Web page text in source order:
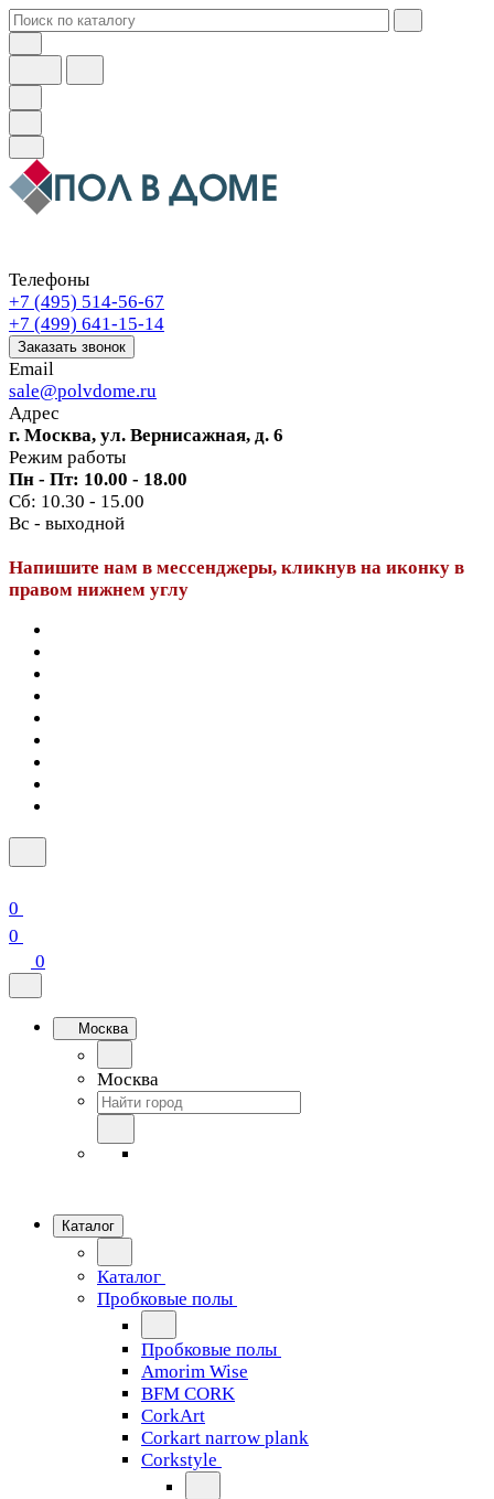
Телефоны
+7 (495) 514-56-67
+7 (499) 641-15-14
Заказать звонок
Email
sale@polvdome.ru
Адрес
г. Москва, ул. Вернисажная, д. 6
Режим работы
Пн - Пт: 10.00 - 18.00
Сб: 10.30 - 15.00
Вс - выходной
Напишите нам в мессенджеры, кликнув на иконку в
правом нижнем углу
0
0
0
Москва
Москва
Каталог
Каталог
Пробковые полы
Пробковые полы
Amorim Wise
BFM CORK
CorkArt
Corkart narrow plank
Corkstyle